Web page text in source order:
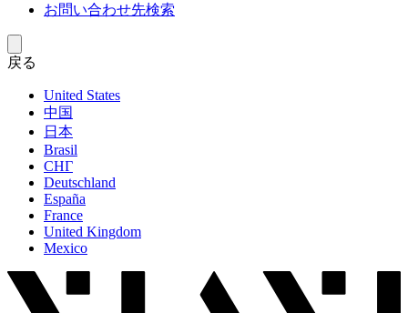
お問い合わせ先検索
戻る
United States
中国
日本
Brasil
СНГ
Deutschland
España
France
United Kingdom
Mexico